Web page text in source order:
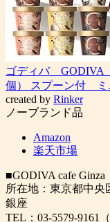
ゴディバ GODIVA
個） スプーン付 ミ
created by Rinker
ノーブランド品
Amazon
楽天市場
■GODIVA cafe Ginza
所在地：東京都中央
銀座
TEL：03-5579-9161